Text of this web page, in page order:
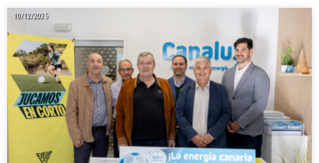
10/12/2025